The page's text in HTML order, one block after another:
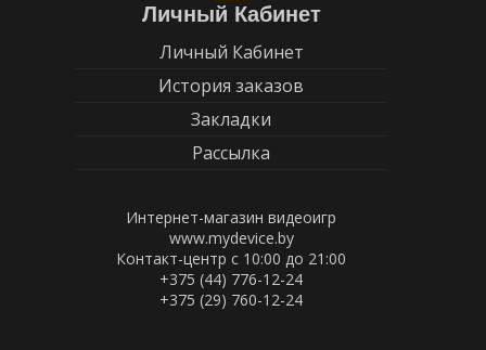
Личный Кабинет
Личный Кабинет
История заказов
Закладки
Рассылка
Интернет-магазин видеоигр
www.mydevice.by
Контакт-центр с 10:00 до 21:00
+375 (44) 776-12-24
+375 (29) 760-12-24